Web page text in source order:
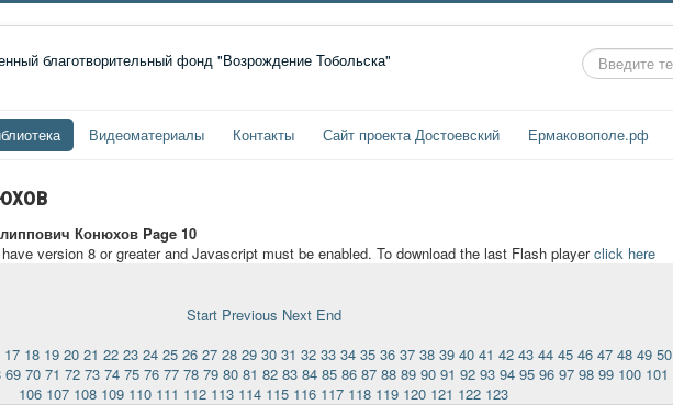
Искать...
Видеоматериалы Контакты Сайт проекта Достоевский Ермаковополе.рф
Конюхов Page 10
version 8 or greater and Javascript must be enabled. To download the last Flash playerclick here
Start Previous Next End
17 18 19 20 21 22 23 24 25 26 27 28 29 30 31 32 33 34 35 36 37 38 39 40 41 42 43 44 45 46 47 48 49 50
69 70 71 72 73 74 75 76 77 78 79 80 81 82 83 84 85 86 87 88 89 90 91 92 93 94 95 96 97 98 99 100 101
106 107 108 109 110 111 112 113 114 115 116 117 118 119 120 121 122 123